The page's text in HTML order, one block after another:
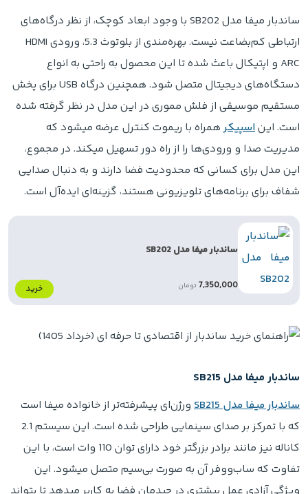
ساندبار میفا مدل SB202 با وجود ابعاد کوچک، از نظر درگاه‌های
ارتباطی کم‌بضاعت نیست. بهره‌مندی از بلوتوث 5.3، ورودی HDMI
ARC و اپتیکال باعث شده تا این محصول به راحتی به انواع
دستگاه‌های دیجیتال متصل شود. همچنین درگاه USB برای پخش
مستقیم موسیقی از فلش مموری در این مدل در نظر گرفته شده
است. ایناسپیکرهمراه با ریموت کنترل عرضه میشود که
مدیریت صدا و ورودی‌ها را از راه دور تسهیل میکند. در مجموع،
این مدل برای کسانی که محدودیت فضا دارند و به دنبال صدایی
شفاف برای برنامه‌های تلویزیونی هستند، گزینه‌ای ایده‌آل است.
ساندبار میفا مدل SB202
7,350,000 تومان خرید
ساندبار میفا مدل SB215
ساندبار میفا مدل SB215
ورژن‌ای پیشرفته‌تر از خانواده میفا است
که با تمرکز بر صدای سینمایی طراحی شده است. این سیستم 2.1
کاناله نیز مانند برادر بزرگتر خود دارای توان 110 وات است، با این
تفاوت که ساب‌ووفر آن به صورت بی‌سیم متصل میشود. این